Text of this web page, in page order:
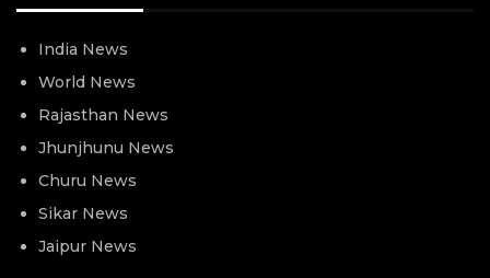
India News
World News
Rajasthan News
Jhunjhunu News
Churu News
Sikar News
Jaipur News